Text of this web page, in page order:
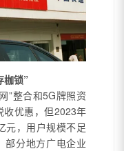
枷锁”
”整合和5G牌照资
收优惠，但2023年
元，用户规模不足
部分地方广电企业